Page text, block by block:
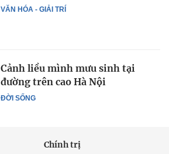
VĂN HÓA - GIẢI TRÍ
ĐỜI SỐNG
Cảnh liều mình mưu sinh tại
đường trên cao Hà Nội
Chính trị